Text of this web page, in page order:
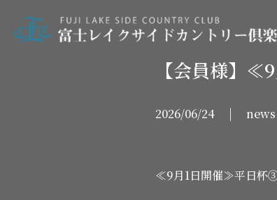
【会員様】
2026/06/24 | news
≪9月1日開催≫平日杯③